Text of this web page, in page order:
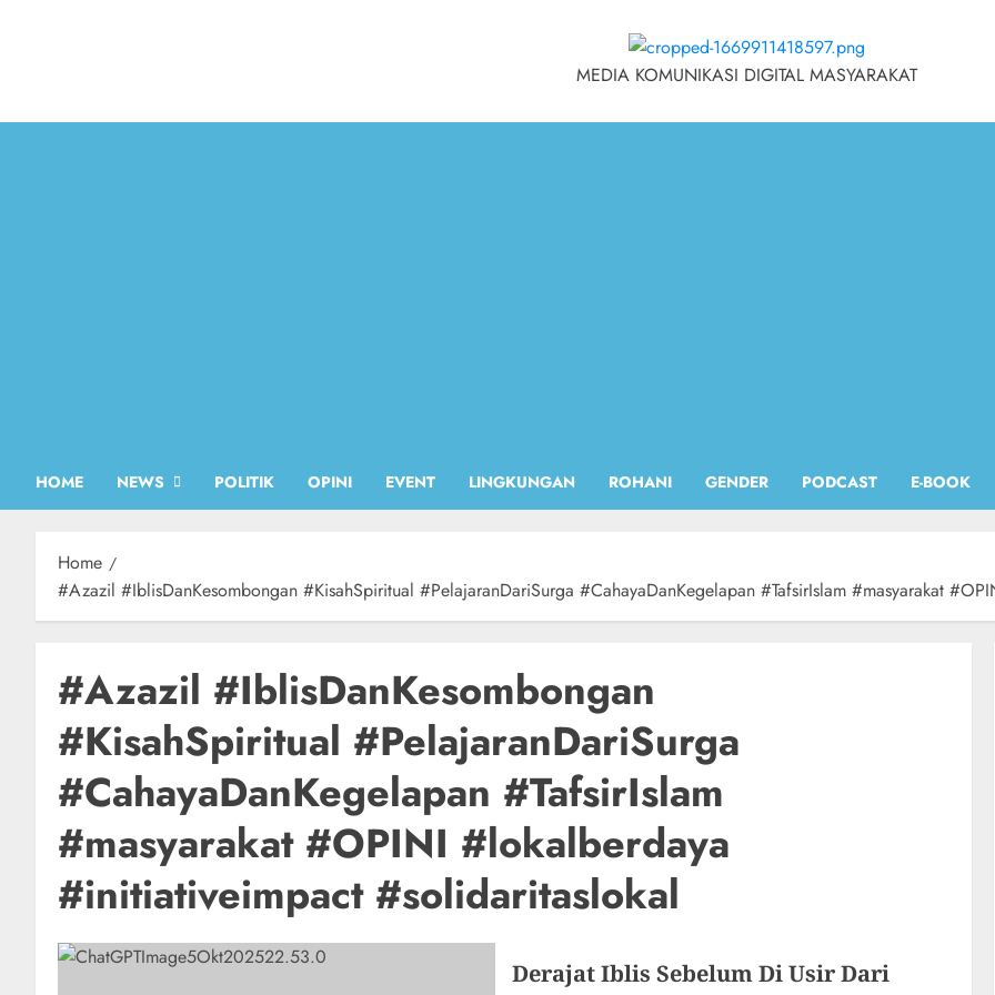
MEDIA KOMUNIKASI DIGITAL MASYARAKAT
HOME NEWS POLITIK OPINI EVENT LINGKUNGAN ROHANI GENDER PODCAST E-BOOK
Home
#Azazil #IblisDanKesombongan #KisahSpiritual #PelajaranDariSurga #CahayaDanKegelapan #TafsirIslam #masyarakat
#Azazil #IblisDanKesombongan
#KisahSpiritual #PelajaranDariSurga
#CahayaDanKegelapan #TafsirIslam
#masyarakat #OPINI #lokalberdaya
#initiativeimpact #solidaritaslokal
Derajat Iblis Sebelum Di Usir Dari